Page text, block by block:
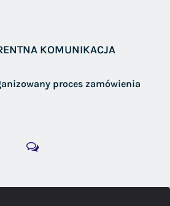
KOMUNIKACJA
proces zamówienia